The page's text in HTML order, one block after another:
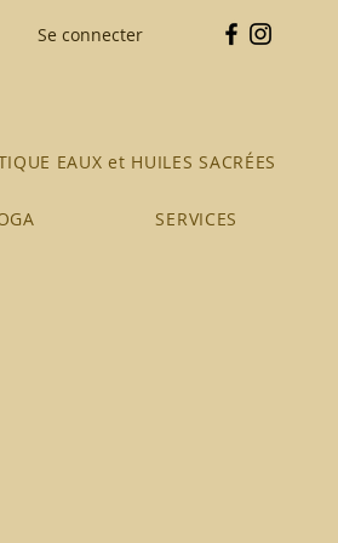
Se connecter
EAUX et HUILES SACRÉES
SERVICES